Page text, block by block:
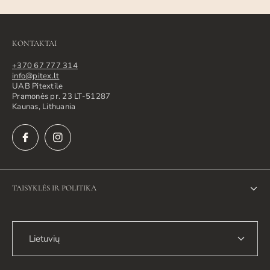
KONTAKTAI
+370 67 777 314
info@pitex.lt
UAB Pitextile
Pramonės pr. 23 LT-51287
Kaunas, Lithuania
TAISYKLĖS IR POLITIKA
Privatumo politika
Grąžinimo politika
Lietuvių